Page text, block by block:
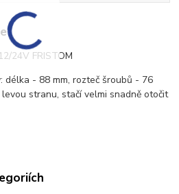
24V FRISTOM
délka - 88 mm, rozteč šroubů - 76
stranu, stačí velmi snadně otočit